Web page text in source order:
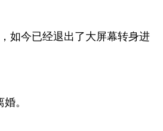
如今已经退出了大屏幕转身进
。